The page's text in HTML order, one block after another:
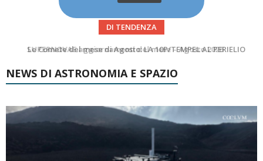
DI TENDENZA
Le Comete del mese di Agosto: LA 10P/TEMPEL AL PERIELIO
Asteroidi del mese Agosto 2026
NEWS DI ASTRONOMIA E SPAZIO